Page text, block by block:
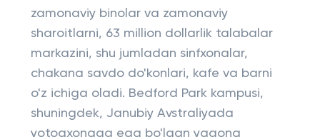
zamonaviy binolar va zamonaviy
sharoitlarni, 63 million dollarlik talabalar
markazini, shu jumladan sinfxonalar,
chakana savdo do'konlari, kafe va barni
o'z ichiga oladi. Bedford Park kampusi,
shuningdek, Janubiy Avstraliyada
yotoqxonaga ega bo'lgan yagona